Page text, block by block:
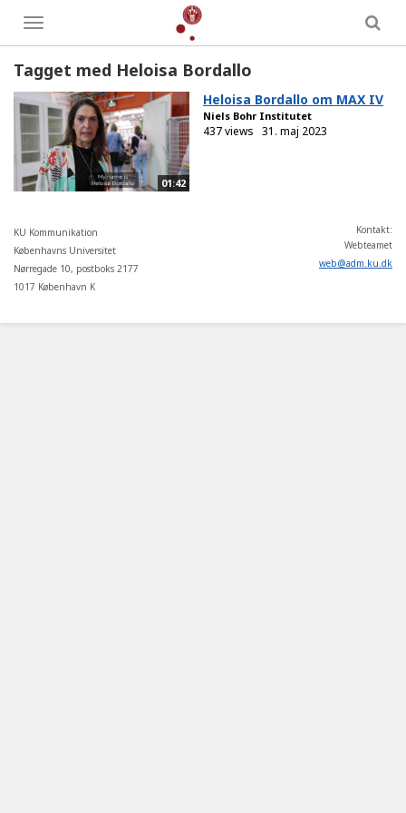
Toggle
menu
Tagget med Heloisa Bordallo
01:42
Heloisa Bordallo om MAX IV
Niels Bohr Institutet
437 views 31. maj 2023
KU Kommunikation
Københavns Universitet
Nørregade 10, postboks 2177
1017 København K
Kontakt:
Webteamet
web@adm.ku.dk